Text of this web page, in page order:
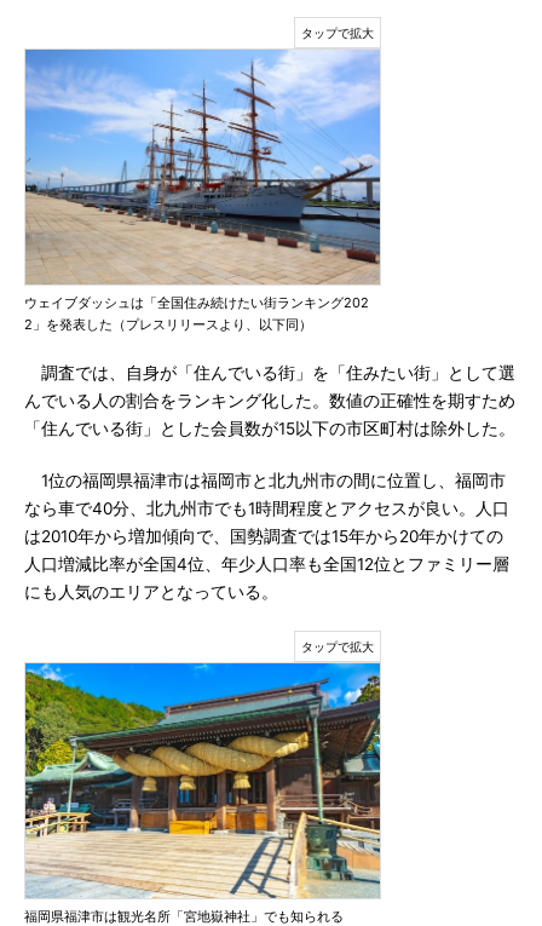
ウェイブダッシュは「全国住み続けたい街ランキング202
2」を発表した（プレスリリースより、以下同）
調査では、自身が「住んでいる街」を「住みたい街」として選
んでいる人の割合をランキング化した。数値の正確性を期すため
「住んでいる街」とした会員数が15以下の市区町村は除外した。
1位の福岡県福津市は福岡市と北九州市の間に位置し、福岡市
なら車で40分、北九州市でも1時間程度とアクセスが良い。人口
は2010年から増加傾向で、国勢調査では15年から20年かけての
人口増減比率が全国4位、年少人口率も全国12位とファミリー層
にも人気のエリアとなっている。
福岡県福津市は観光名所「宮地嶽神社」でも知られる